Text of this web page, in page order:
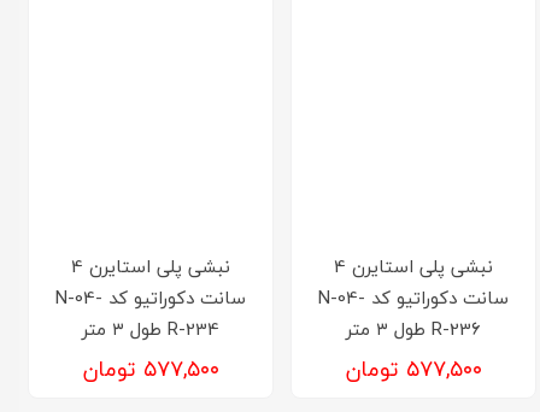
نبشی پلی استایرن 4
سانت دکوراتیو کد N-04-
R-236 طول ۳ متر
۵۷۷,۵۰۰ تومان
نبشی پلی استایرن 4
سانت دکوراتیو کد N-04-
R-234 طول ۳ متر
۵۷۷,۵۰۰ تومان